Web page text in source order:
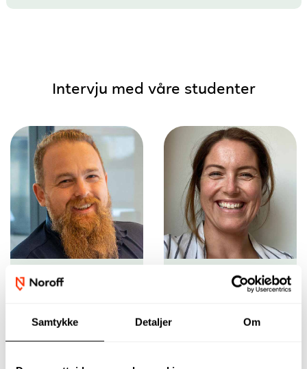
Samtykke Detaljer Om
Intervju med våre studenter
Jeg har fått en god
studiet og ble klar
til å gå ut i jobb.
Det er et veldig
et stort behov i